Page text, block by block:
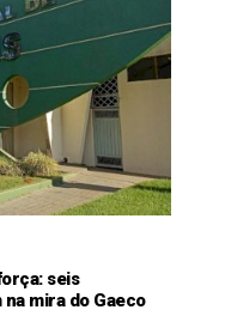
seis
mira do Gaeco